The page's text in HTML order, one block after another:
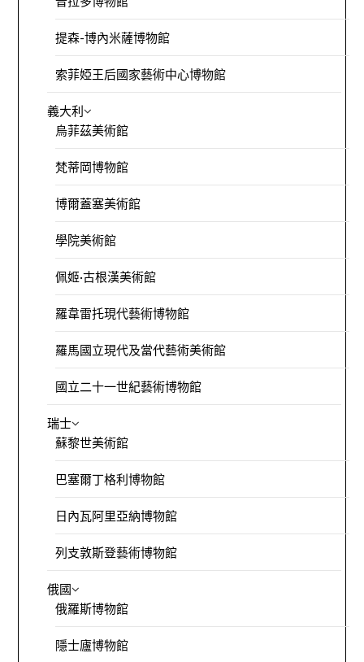
提森-博內米薩博物館
索菲婭王后國家藝術中心博物館
義大利
烏菲茲美術館
梵蒂岡博物館
博爾蓋塞美術館
學院美術館
佩姬·古根漢美術館
羅韋雷托現代藝術博物館
羅馬國立現代及當代藝術美術館
國立二十一世紀藝術博物館
瑞士
蘇黎世美術館
巴塞爾丁格利博物館
日內瓦阿里亞納博物館
列支敦斯登藝術博物館
俄國
俄羅斯博物館
隱士廬博物館